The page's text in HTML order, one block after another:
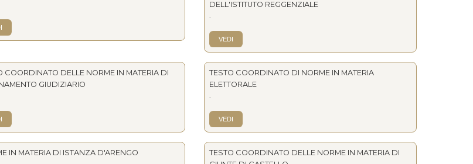
DELL'ISTITUTO REGGENZIALE
VEDI
COORDINATO DELLE NORME IN MATERIA DI
GIUDIZIARIO
TESTO COORDINATO DI NORME IN MATERIA
ELETTORALE
VEDI
IN MATERIA DI ISTANZA D'ARENGO
TESTO COORDINATO DELLE NORME IN MATERIA DI